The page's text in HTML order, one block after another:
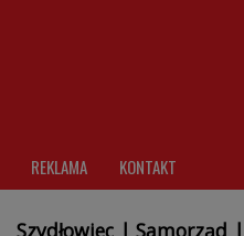
REKLAMA KONTAKT
Szydłowiec| Samorząd |